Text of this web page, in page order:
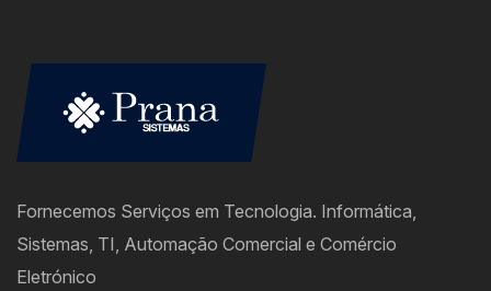
Fornecemos Serviços em Tecnologia. Informática,
Sistemas, TI, Automação Comercial e Comércio
Eletrónico